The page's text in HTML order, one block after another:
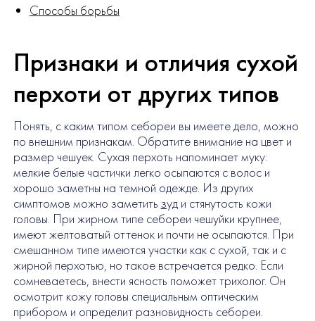
Способы борьбы
Признаки и отличия сухой
перхоти от других типов
Понять, с каким типом себореи вы имеете дело, можно
по внешним признакам. Обратите внимание на цвет и
размер чешуек. Сухая перхоть напоминает муку:
мелкие белые частички легко осыпаются с волос и
хорошо заметны на темной одежде. Из других
симптомов можно заметить зуди стянутость кожи
головы. При жирном типе себореи чешуйки крупнее,
имеют желтоватый оттенок и почти не осыпаются. При
смешанном типе имеются участки как с сухой, так и с
жирной перхотью, но такое встречается редко. Если
сомневаетесь, внести ясность поможет трихолог. Он
осмотрит кожу головы специальным оптическим
прибором и определит разновидность себореи.